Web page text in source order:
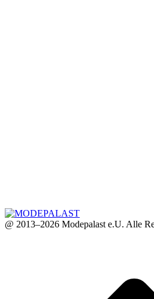
@ 2013–2026 Modepalast e.U. Alle